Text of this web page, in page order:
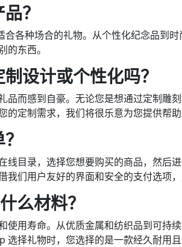
？
各种场合的礼物。从个性化纪念品到
东西。
设计或个性化吗？
品而感到自豪。无论您是想通过定制雕
定制需求，我们将很乐意为您提供帮助
线目录，选择您想要购买的商品，然后
们用户友好的界面和安全的支付选项
么材料？
使用寿命。从优质金属和纺织品到可持
择礼物时，您选择的是一款经久耐用且